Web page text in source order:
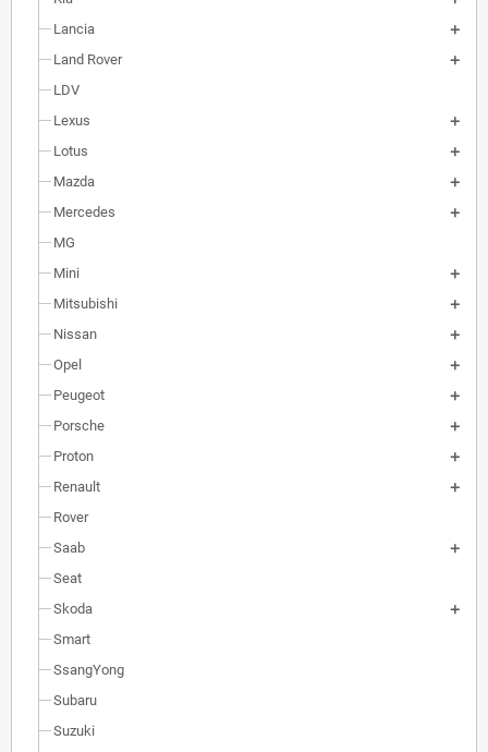
Lancia
Land Rover
LDV
Lexus
Lotus
Mazda
Mercedes
MG
Mini
Mitsubishi
Nissan
Opel
Peugeot
Porsche
Proton
Renault
Rover
Saab
Seat
Skoda
Smart
SsangYong
Subaru
Suzuki